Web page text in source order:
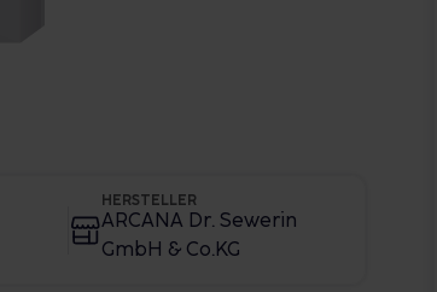
HERSTELLER
ARCANA Dr. Sewerin
GmbH & Co.KG